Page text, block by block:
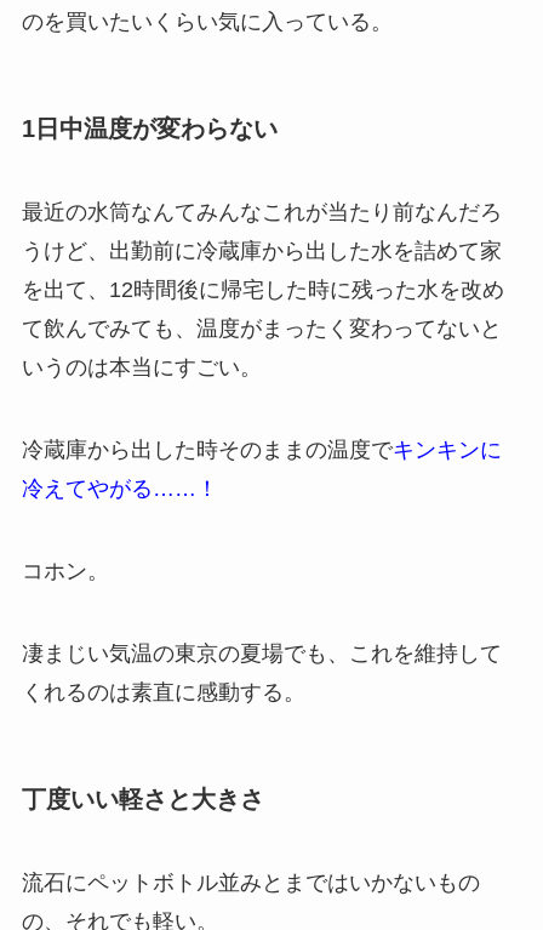
のを買いたいくらい気に入っている。
1日中温度が変わらない
最近の水筒なんてみんなこれが当たり前なんだろ
うけど、出勤前に冷蔵庫から出した水を詰めて家
を出て、12時間後に帰宅した時に残った水を改め
て飲んでみても、温度がまったく変わってないと
いうのは本当にすごい。
冷蔵庫から出した時そのままの温度でキンキンに
冷えてやがる……！
コホン。
凄まじい気温の東京の夏場でも、これを維持して
くれるのは素直に感動する。
丁度いい軽さと大きさ
流石にペットボトル並みとまではいかないもの
の、それでも軽い。